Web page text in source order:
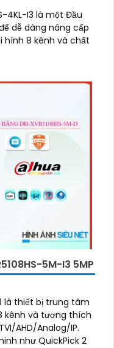
4KL-I3 là một Đầu
dễ dàng nâng cấp
5M-I3 5MP
là thiết bị trung tâm
kênh và tương thích
AHD/Analog/IP.
như QuickPick 2